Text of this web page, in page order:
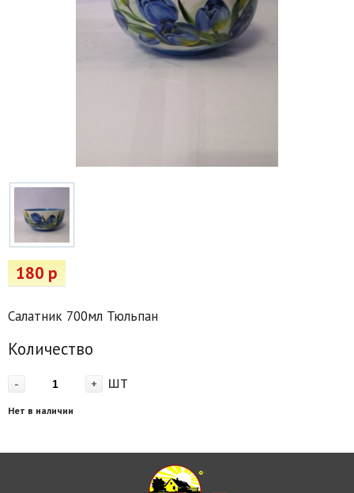
Товары для отдыха
Водоснабжение и полив
Пруды и бассейны
Стройматериалы
Подарочные сертификаты
180 р
Салатник 700мл Тюльпан
Количество
- + шт
Нет в наличии